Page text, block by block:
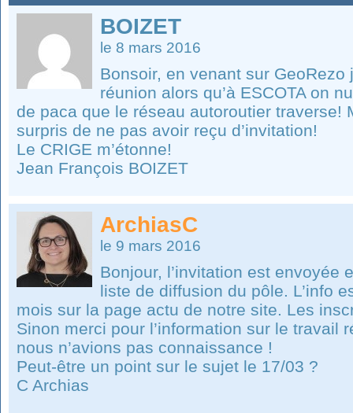
BOIZET
le 8 mars 2016
Bonsoir, en venant sur GeoRezo
réunion alors qu’à ESCOTA on
de paca que le réseau autoroutier traverse!
surpris de ne pas avoir reçu d’invitation!
Le CRIGE m’étonne!
Jean François BOIZET
ArchiasC
le 9 mars 2016
Bonjour, l’invitation est envoyée
liste de diffusion du pôle. L’info
mois sur la page actu de notre site. Les
Sinon merci pour l’information sur le travail
nous n’avions pas connaissance !
Peut-être un point sur le sujet le 17/03 ?
C Archias